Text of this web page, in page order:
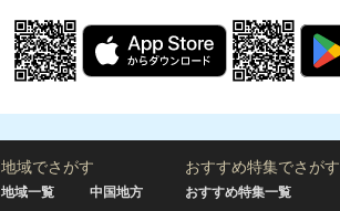
地域でさがす
地域一覧
中国地方
おすすめ特集でさがす
おすすめ特集一覧